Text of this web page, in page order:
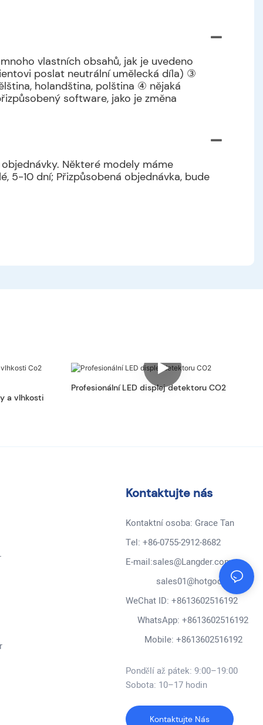
vlastních obsahů, jak je uvedeno
poslat neutrální umělecká díla) ③
holandština, polština ④ nějaká
software, jako je změna
Některé modely máme
5-10 dní; Přizpůsobená objednávka, bude
a vlhkosti
Profesionální LED displej detektoru CO2
Kontaktujte nás
Kontaktní osoba: Grace Tan
Tel: +86-0755-2912-8682
E-mail:sales@Langder.com
sales01@hotgooo.cn
WeChat ID: +8613602516192
WhatsApp: +8613602516192
Mobile: +8613602516192
Pondělí až pátek: 9:00–19:00
Sobota: 10–17 hodin
Kontaktujte Nás